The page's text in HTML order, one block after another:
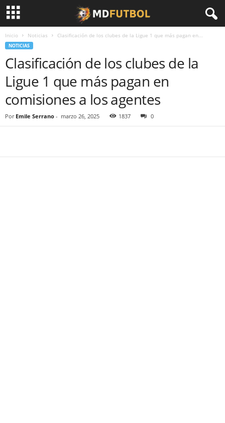
Inicio Noticias Clasificación de los clubes de la Ligue 1 que más pagan en...
NOTICIAS
Clasificación de los clubes de la
Ligue 1 que más pagan en
comisiones a los agentes
Por Emile Serrano - marzo 26, 2025 1837 0